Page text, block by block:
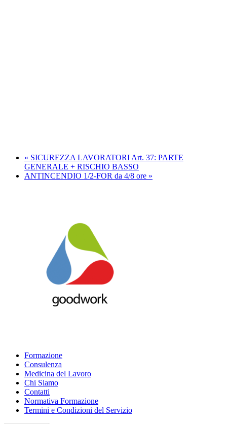
« SICUREZZA LAVORATORI Art. 37: PARTE
GENERALE + RISCHIO BASSO
ANTINCENDIO 1/2-FOR da 4/8 ore »
Formazione
Consulenza
Medicina del Lavoro
Chi Siamo
Contatti
Normativa Formazione
Termini e Condizioni del Servizio